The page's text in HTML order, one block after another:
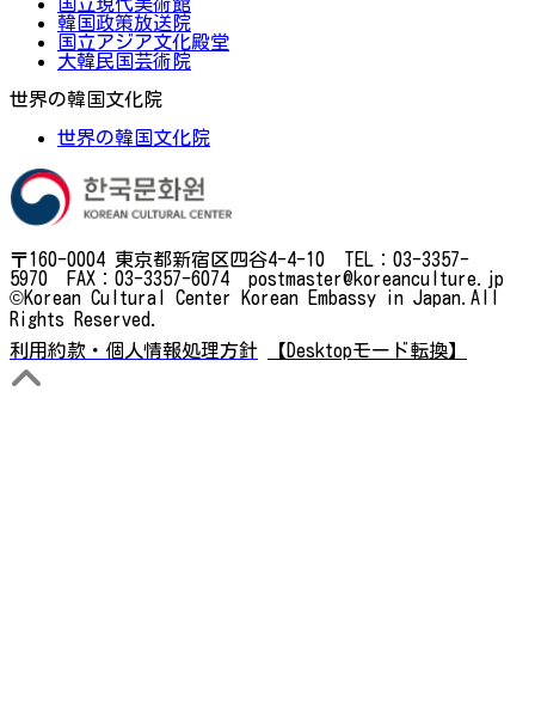
韓国政策放送院
国立アジア文化殿堂
大韓民国芸術院
世界の韓国文化院
世界の韓国文化院
〒160-0004 東京都新宿区四谷4-4-10 TEL：03-3357-
5970 FAX：03-3357-6074 postmaster@koreanculture.jp
©Korean Cultural Center Korean Embassy in Japan.All
Rights Reserved.
利用約款・個人情報処理方針
【Desktopモード転換】